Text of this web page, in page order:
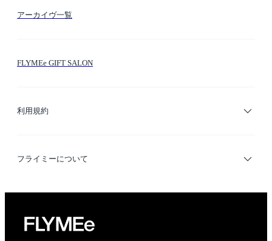
アーカイヴ一覧
FLYMEe GIFT SALON
利用規約
利用規約
フライミーについて